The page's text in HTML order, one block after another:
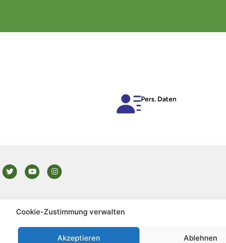
Cookie-Zustimmung verwalten
Akzeptieren Ablehnen
Pers. Daten
IMPRESSUM DATENSCHUTZ